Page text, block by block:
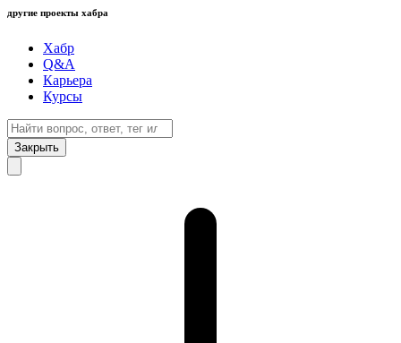
другие проекты хабра
Хабр
Q&A
Карьера
Курсы
Закрыть